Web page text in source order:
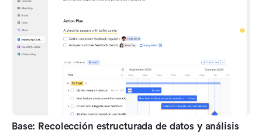
Base: Recolección estructurada de datos y análisis